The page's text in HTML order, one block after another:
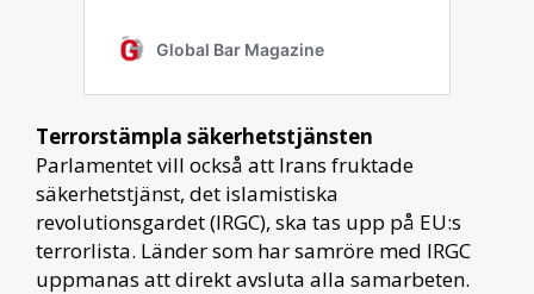
Terrorstämpla säkerhetstjänsten
Parlamentet vill också att Irans fruktade
säkerhetstjänst, det islamistiska
revolutionsgardet (IRGC), ska tas upp på EU:s
terrorlista. Länder som har samröre med IRGC
uppmanas att direkt avsluta alla samarbeten.